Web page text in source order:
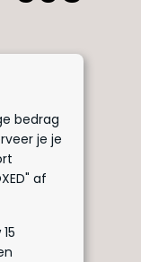
bedrag
je je
af